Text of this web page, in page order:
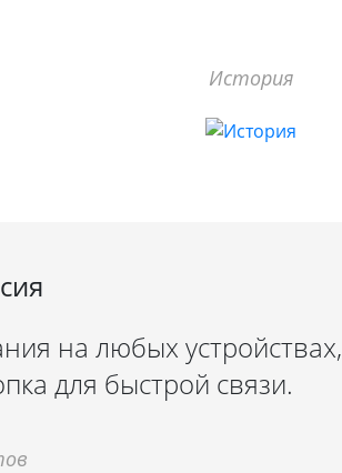
История
на любых устройствах,
для быстрой связи.